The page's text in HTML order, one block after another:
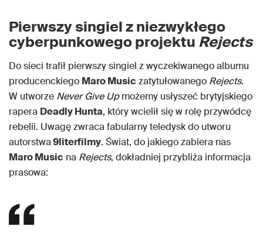
Pierwszy singiel z niezwykłego
cyberpunkowego projektu Rejects
Do sieci trafił pierwszy singiel z wyczekiwanego albumu
producenckiego Maro Music zatytułowanego Rejects.
W utworze Never Give Upmożemy usłyszeć brytyjskiego
rapera Deadly Hunta, który wcielił się w rolę przywódcę
rebelii. Uwagę zwraca fabularny teledysk do utworu
autorstwa9literfilmy. Świat, do jakiego zabiera nas
Maro Music na Rejects, dokładniej przybliża informacja
prasowa: